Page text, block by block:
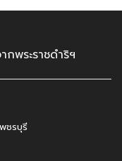
พระราชดำริฯ
ชรบุรี